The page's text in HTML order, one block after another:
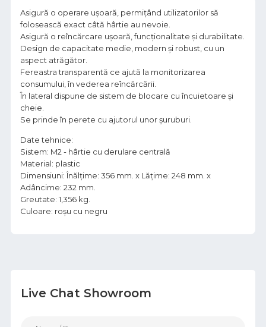
Live Chat Showroom
Asigură o operare ușoară, permițând utilizatorilor să
folosească exact câtă hârtie au nevoie.
Asigură o reîncărcare ușoară, funcționalitate și durabilitate.
Design de capacitate medie, modern și robust, cu un
aspect atrăgător.
Fereastra transparentă ce ajută la monitorizarea
consumului, în vederea reîncărcării.
În lateral dispune de sistem de blocare cu încuietoare și
cheie.
Se prinde în perete cu ajutorul unor șuruburi.
Date tehnice:
Sistem: M2 - hârtie cu derulare centrală
Material: plastic
Dimensiuni: Înălțime: 356 mm. x Lățime: 248 mm. x
Adâncime: 232 mm.
Greutate: 1,356 kg.
Culoare: roșu cu negru